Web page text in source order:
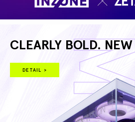
CLEARLY BOLD.
DETAIL >